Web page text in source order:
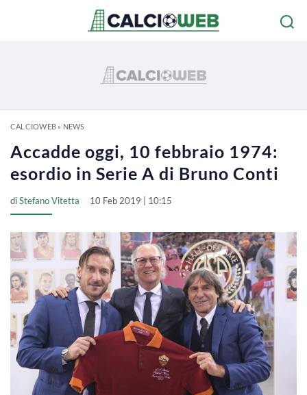
CALCIOWEB» NEWS
Accadde oggi, 10 febbraio 1974:
esordio in Serie A di Bruno Conti
diStefano Vitetta 10 Feb 2019 | 10:15